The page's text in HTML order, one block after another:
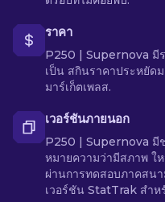
ราคา
P250 | Supernova มีร
เป็น สกินราคาประหยัด
มาร์เก็ตเพลส.
เวอร์ชันภายนอก
P250 | Supernova มี
หมายความว่ามีสภาพ ใ
ผ่านการทดสอบภาคสน
เวอร์ชัน StatTrak สำ